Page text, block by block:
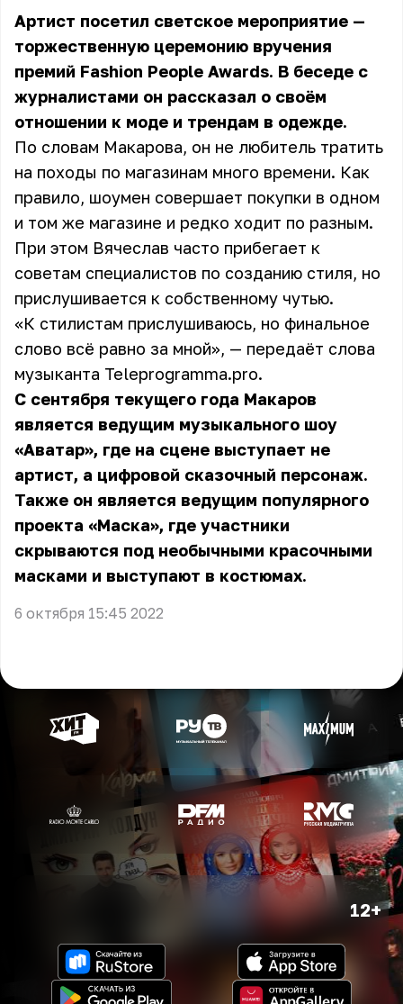
Артист посетил светское мероприятие —
торжественную церемонию вручения
премий Fashion People Awards. В беседе с
журналистами он рассказал о своём
отношении к моде и трендам в одежде.
По словам Макарова, он не любитель тратить
на походы по магазинам много времени. Как
правило, шоумен совершает покупки в одном
и том же магазине и редко ходит по разным.
При этом Вячеслав часто прибегает к
советам специалистов по созданию стиля, но
прислушивается к собственному чутью.
«К стилистам прислушиваюсь, но финальное
слово всё равно за мной», — передаёт слова
музыканта Teleprogramma.pro.
С сентября текущего года Макаров
является ведущим музыкального шоу
«Аватар», где на сцене выступает не
артист, а цифровой сказочный персонаж.
Также он является ведущим популярного
проекта «Маска», где участники
скрываются под необычными красочными
масками и выступают в костюмах.
6 октября 15:45 2022
12+